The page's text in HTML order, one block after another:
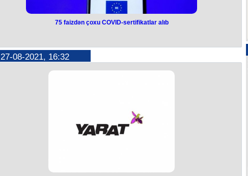
75 faizdən çoxu COVID-sertifikatlar alıb
27-08-2021, 16:32